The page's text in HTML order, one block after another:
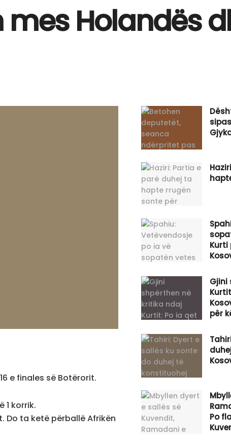
Holandës
e finales së Botërorit.
1 korrik.
Do ta ketë përballë Afrikën
Kurti
Gjini
për
Po